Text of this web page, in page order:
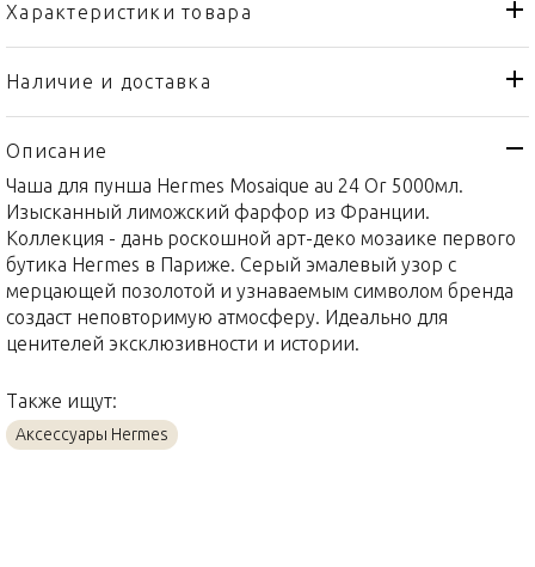
Характеристики товара
Тип товара
Чаша
Бренд
Коллекция
Mosaique au 24 "Or"
Страна производителя
Материал
Золото, Фарфор
Объем / Размер
5000мл
Наличие и доставка
Описание
Чаша для пунша Hermes Mosaique au 24 Or 5000мл.
Изысканный лиможский фарфор из Франции.
Коллекция - дань роскошной арт-деко мозаике первого
бутика Hermes в Париже. Серый эмалевый узор с
мерцающей позолотой и узнаваемым символом бренда
создаст неповторимую атмосферу. Идеально для
ценителей эксклюзивности и истории.
Также ищут:
Аксессуары Hermes